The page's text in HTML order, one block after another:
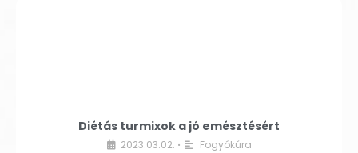
Diétás turmixok a jó emésztésért
2023.03.02. • Fogyókúra